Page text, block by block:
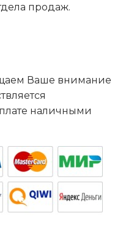
продаж.
Ваше внимание
наличными